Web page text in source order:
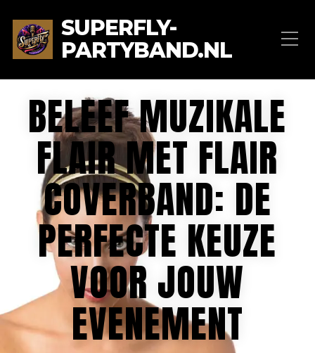
SUPERFLY-
PARTYBAND.NL
BELEEF MUZIKALE
FLAIR MET FLAIR
COVERBAND: DE
PERFECTE KEUZE
VOOR JOUW
EVENEMENT